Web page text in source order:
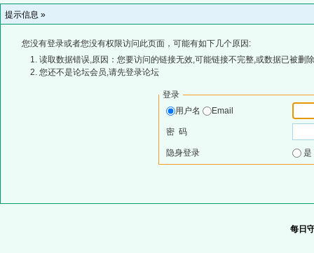
提示信息 »
您没有登录或者您没有权限访问此页面，可能有如下几个原因:
读取数据错误,原因：您要访问的链接无效,可能链接不完整,或数据已被删
您还不是论坛会员,请先登录论坛
登录
用户名
Email
密 码
隐身登录
每日